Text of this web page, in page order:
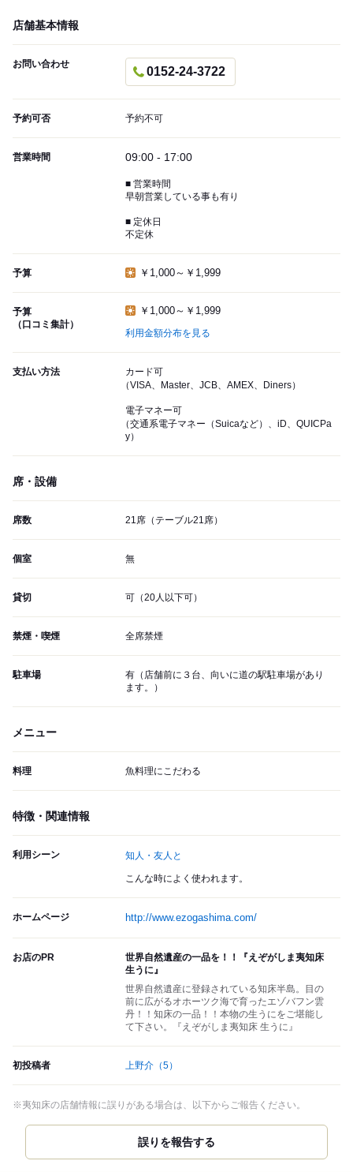
店舗基本情報
お問い合わせ
0152-24-3722
予約可否 予約不可
営業時間 09:00 - 17:00
■ 営業時間
早朝営業している事も有り
■ 定休日
不定休
予算 ￥1,000～￥1,999
予算
（口コミ集計）
￥1,000～￥1,999
利用金額分布を見る
支払い方法
カード可
（VISA、Master、JCB、AMEX、Diners）
電子マネー可
（交通系電子マネー（Suicaなど）、iD、QUICPa
y）
席・設備
席数 21席（テーブル21席）
個室 無
貸切 可（20人以下可）
禁煙・喫煙 全席禁煙
駐車場
有（店舗前に３台、向いに道の駅駐車場があり
ます。）
メニュー
料理 魚料理にこだわる
特徴・関連情報
利用シーン 知人・友人と
こんな時によく使われます。
ホームページ http://www.ezogashima.com/
お店のPR
世界自然遺産の一品を！！『えぞがしま夷知床
生うに』
世界自然遺産に登録されている知床半島。目の
前に広がるオホーツク海で育ったエゾバフン雲
丹！！知床の一品！！本物の生うにをご堪能し
て下さい。『えぞがしま夷知床 生うに』
初投稿者 上野介 （5）
※夷知床の店舗情報に誤りがある場合は、以下からご報告ください。
誤りを報告する